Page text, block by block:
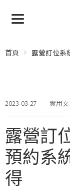
首頁 露營訂位系
2023-03-27 實用
露營訂
預約系
得